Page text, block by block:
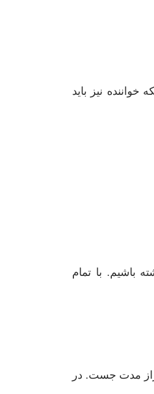
نیز باید
باشیم. با تمام
مدت جست. در